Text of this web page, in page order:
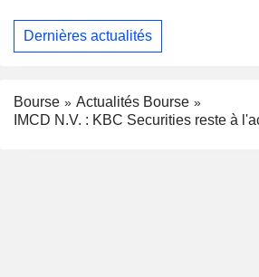
Dernières actualités
Bourse
Actualités Bourse
IMCD N.V. : KBC Securities reste à